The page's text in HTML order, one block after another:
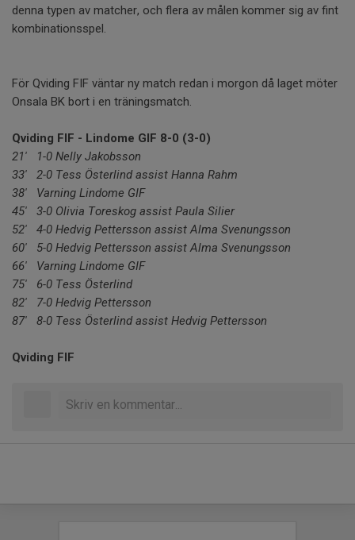
denna typen av matcher, och flera av målen kommer sig av fint
kombinationsspel.
För Qviding FIF väntar ny match redan i morgon då laget möter
Onsala BK bort i en träningsmatch.
Qviding FIF - Lindome GIF 8-0 (3-0)
21' 1-0 Nelly Jakobsson
33' 2-0 Tess Österlind assist Hanna Rahm
38' Varning Lindome GIF
45' 3-0 Olivia Toreskog assist Paula Silier
52' 4-0 Hedvig Pettersson assist Alma Svenungsson
60' 5-0 Hedvig Pettersson assist Alma Svenungsson
66' Varning Lindome GIF
75' 6-0 Tess Österlind
82' 7-0 Hedvig Pettersson
87' 8-0 Tess Österlind assist Hedvig Pettersson
Qviding FIF